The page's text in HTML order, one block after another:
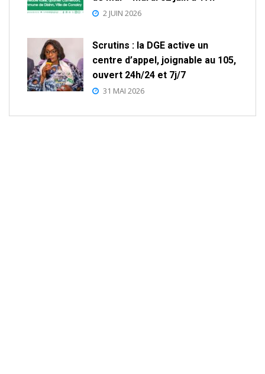
2 JUIN 2026
Scrutins : la DGE active un
centre d’appel, joignable au 105,
ouvert 24h/24 et 7j/7
31 MAI 2026